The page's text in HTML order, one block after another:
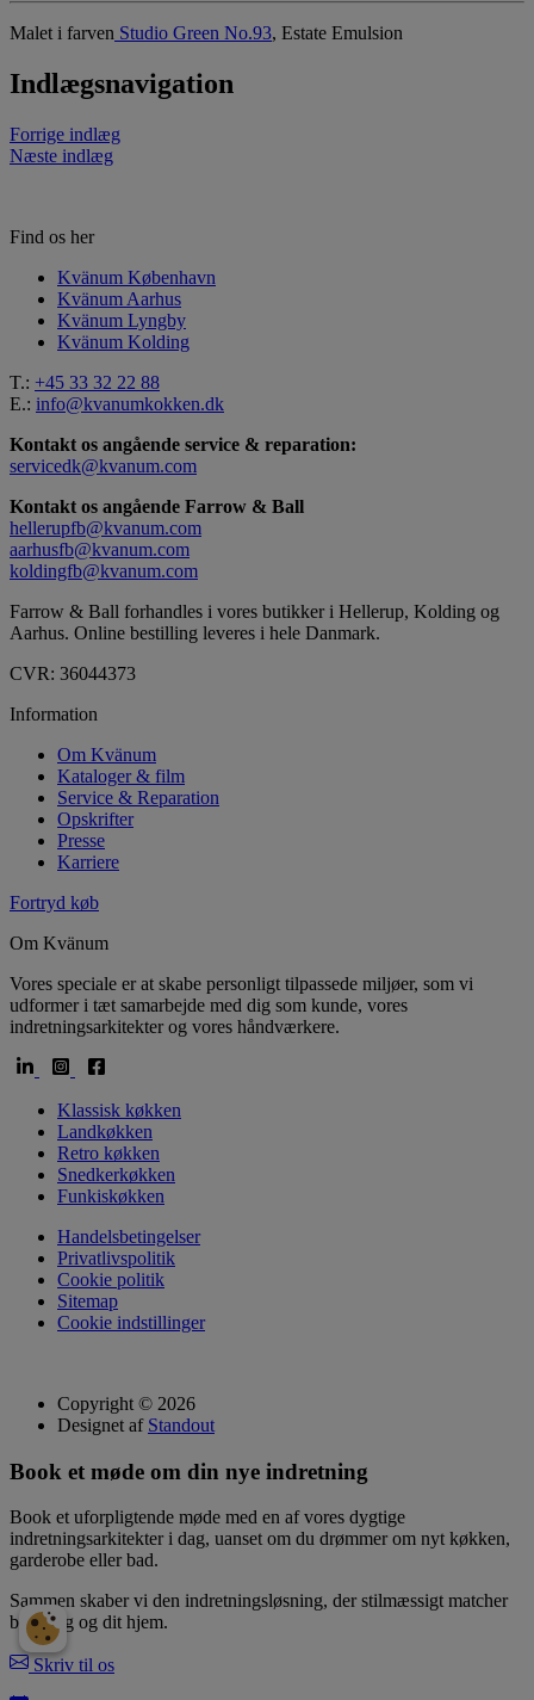
Malet i farven Studio Green No.93, Estate Emulsion
Indlægsnavigation
Forrige indlæg
Næste indlæg
Find os her
Kvänum København
Kvänum Aarhus
Kvänum Lyngby
Kvänum Kolding
T.: +45 33 32 22 88
E.: info@kvanumkokken.dk
Kontakt os angående service & reparation:
servicedk@kvanum.com
Kontakt os angående Farrow & Ball
hellerupfb@kvanum.com
aarhusfb@kvanum.com
koldingfb@kvanum.com
Farrow & Ball forhandles i vores butikker i Hellerup, Kolding og
Aarhus. Online bestilling leveres i hele Danmark.
CVR: 36044373
Information
Om Kvänum
Kataloger & film
Service & Reparation
Opskrifter
Presse
Karriere
Fortryd køb
Om Kvänum
Vores speciale er at skabe personligt tilpassede miljøer, som vi
udformer i tæt samarbejde med dig som kunde, vores
indretningsarkitekter og vores håndværkere.
Klassisk køkken
Landkøkken
Retro køkken
Snedkerkøkken
Funkiskøkken
Handelsbetingelser
Privatlivspolitik
Cookie politik
Sitemap
Cookie indstillinger
Copyright © 2026
Designet af Standout
Book et møde om din nye indretning
Book et uforpligtende møde med en af vores dygtige
indretningsarkitekter i dag, uanset om du drømmer om nyt køkken,
garderobe eller bad.
Sammen skaber vi den indretningsløsning, der stilmæssigt matcher
både dig og dit hjem.
Skriv til os